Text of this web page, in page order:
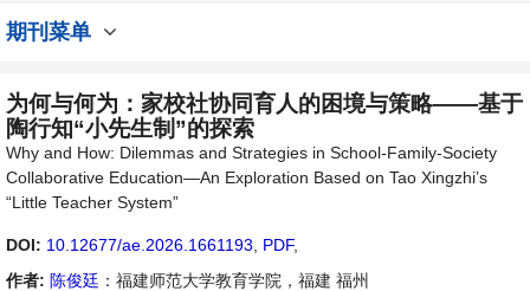
期刊菜单
为何与何为：家校社协同育人的困境与策略——基于
陶行知“小先生制”的探索
Why and How: Dilemmas and Strategies in School-Family-Society
Collaborative Education—An Exploration Based on Tao Xingzhi’s
“Little Teacher System”
DOI: 10.12677/ae.2026.1661193 PDF,
作者: 陈俊廷 ：福建师范大学教育学院，福建 福州